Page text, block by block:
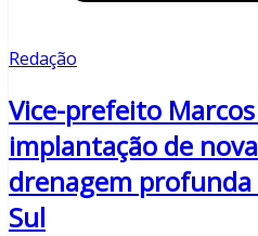
Redação
Vice-prefeito
implantação de
drenagem
Sul